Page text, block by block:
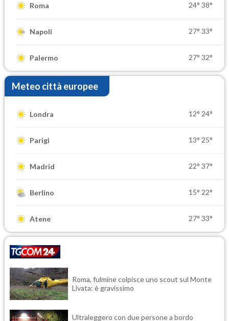
Roma 24° 38°
Napoli 27° 33°
Palermo 27° 32°
Meteo città europee
Londra 12° 24°
Parigi 13° 25°
Madrid 22° 37°
Berlino 15° 22°
Atene 27° 33°
Roma, fulmine colpisce uno scout sul Monte
Livata: è gravissimo
Ultraleggero con due persone a bordo